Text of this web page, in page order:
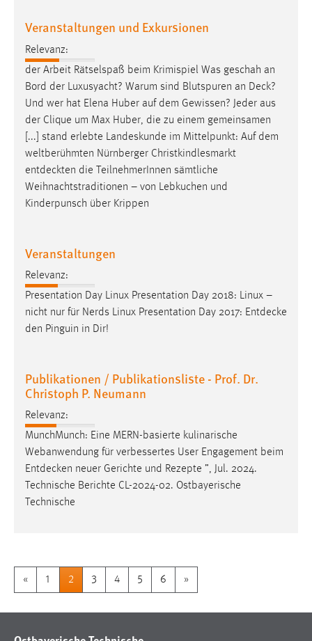
Veranstaltungen und Exkursionen
Relevanz:
der Arbeit Rätselspaß beim Krimispiel Was geschah an
Bord der Luxusyacht? Warum sind Blutspuren an Deck?
Und wer hat Elena Huber auf dem Gewissen? Jeder aus
der Clique um Max Huber, die zu einem gemeinsamen
[...] stand erlebte Landeskunde im Mittelpunkt: Auf dem
weltberühmten Nürnberger Christkindlesmarkt
entdeckten die TeilnehmerInnen sämtliche
Weihnachtstraditionen – von Lebkuchen und
Kinderpunsch über Krippen
Veranstaltungen
Relevanz:
Presentation Day Linux Presentation Day 2018: Linux –
nicht nur für Nerds Linux Presentation Day 2017: Entdecke
den Pinguin in Dir!
Publikationen / Publikationsliste - Prof. Dr.
Christoph P. Neumann
Relevanz:
MunchMunch: Eine MERN-basierte kulinarische
Webanwendung für verbessertes User Engagement beim
Entdecken neuer Gerichte und Rezepte ”, Jul. 2024.
Technische Berichte CL-2024-02. Ostbayerische
Technische
« 1 2 3 4 5 6 »